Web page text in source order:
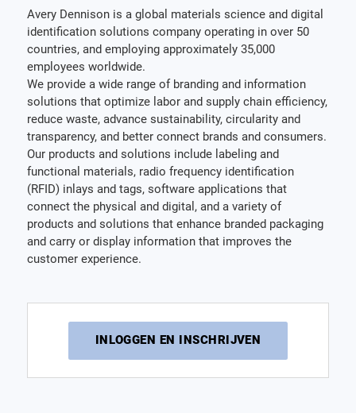
Avery Dennison is a global materials science and digital
identification solutions company operating in over 50
countries, and employing approximately 35,000
employees worldwide.
We provide a wide range of branding and information
solutions that optimize labor and supply chain efficiency,
reduce waste, advance sustainability, circularity and
transparency, and better connect brands and consumers.
Our products and solutions include labeling and
functional materials, radio frequency identification
(RFID) inlays and tags, software applications that
connect the physical and digital, and a variety of
products and solutions that enhance branded packaging
and carry or display information that improves the
customer experience.
INLOGGEN EN INSCHRIJVEN